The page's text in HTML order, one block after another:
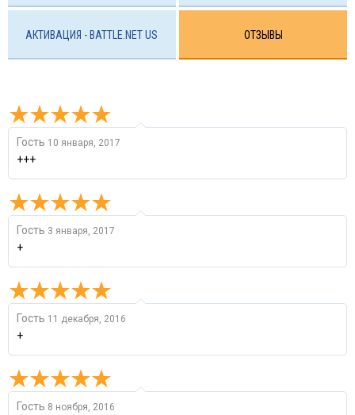
АКТИВАЦИЯ - BATTLE.NET US ОТЗЫВЫ
Гость 10 января, 2017
+++
Гость 3 января, 2017
+
Гость 11 декабря, 2016
+
Гость 8 ноября, 2016